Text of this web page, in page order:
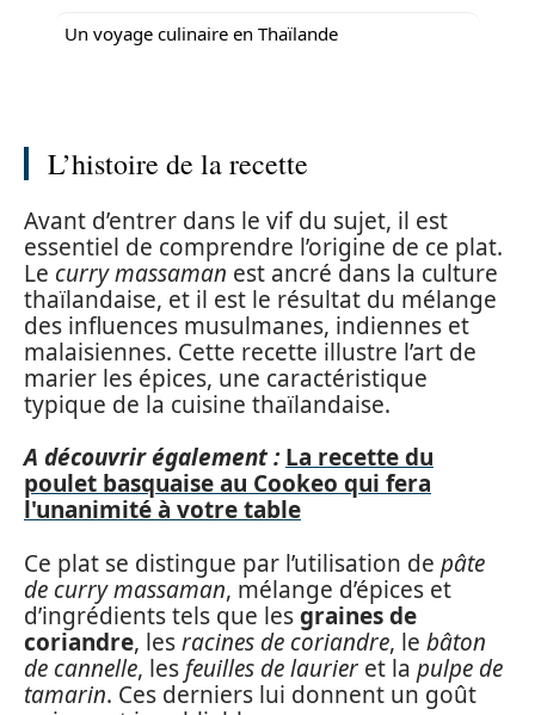
Un voyage culinaire en Thaïlande
L’histoire de la recette
Avant d’entrer dans le vif du sujet, il est
essentiel de comprendre l’origine de ce plat.
Le curry massaman est ancré dans la culture
thaïlandaise, et il est le résultat du mélange
des influences musulmanes, indiennes et
malaisiennes. Cette recette illustre l’art de
marier les épices, une caractéristique
typique de la cuisine thaïlandaise.
A découvrir également : La recette du
poulet basquaise au Cookeo qui fera
l'unanimité à votre table
Ce plat se distingue par l’utilisation de pâte
de curry massaman, mélange d’épices et
d’ingrédients tels que lesgraines de
coriandre, lesracines de coriandre, le bâton
de cannelle, les feuilles de laurier et la pulpe de
tamarin. Ces derniers lui donnent un goût